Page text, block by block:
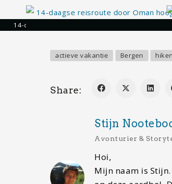
14-daagse reisroute Oman: van Muscat tot
actieve vakantie Bergen hiken
Share:
Stijn
Avonturier &
Hoi,
Mijn naam is